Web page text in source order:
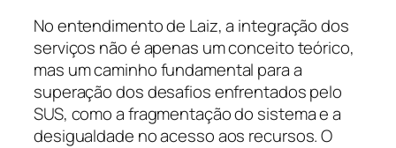
No entendimento de Laiz, a integração dos
serviços não é apenas um conceito teórico,
mas um caminho fundamental para a
superação dos desafios enfrentados pelo
SUS, como a fragmentação do sistema e a
desigualdade no acesso aos recursos. O